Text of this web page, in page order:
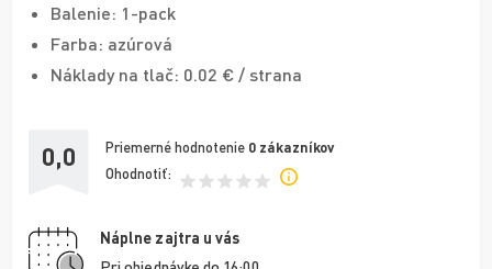
Balenie: 1-pack
Farba: azúrová
Náklady na tlač: 0.02 € / strana
0,0 Priemerné hodnotenie 0 zákazníkov
Ohodnotiť:
Náplne zajtra u vás